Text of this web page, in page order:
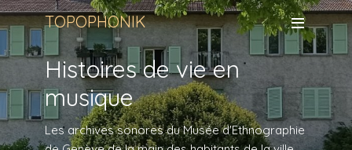
TOPOPHONIK
Histoires de vie en
musique
Les archives sonores du Musée d'Ethnographie